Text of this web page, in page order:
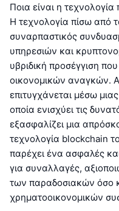
Ποια είναι η
Η τεχνολογία πίσω από
συναρπαστικός
υπηρεσιών και
υβριδική προσέγγιση
οικονομικών αναγκών.
επιτυγχάνεται μέσω
οποία ενισχύει τις
εξασφαλίζει μια
τεχνολογία blockchain
παρέχει ένα ασφαλές
για συναλλαγές,
των παραδοσιακών όσο
χρηματοοικονομικών